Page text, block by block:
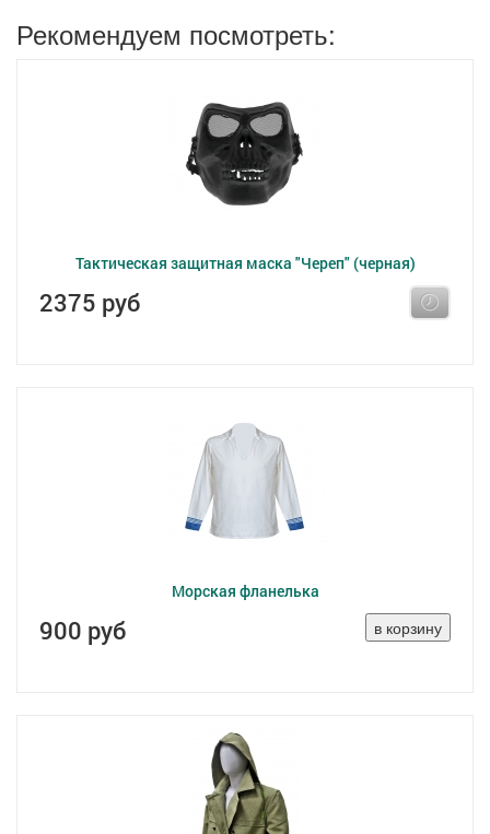
Рекомендуем посмотреть:
Тактическая защитная маска "Череп" (черная)
2375 руб
Морская фланелька
900 руб